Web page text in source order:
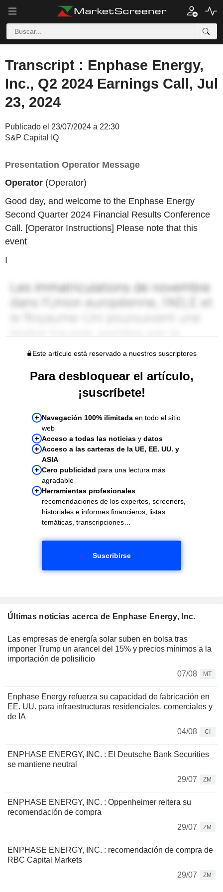
Transcript : Enphase Energy,
Inc., Q2 2024 Earnings Call, Jul
23, 2024
Publicado el 23/07/2024 a 22:30
S&P Capital IQ
Presentation Operator Message
Operator (Operator)
Good day, and welcome to the Enphase Energy
Second Quarter 2024 Financial Results Conference
Call. [Operator Instructions] Please note that this
event
I
Este artículo está reservado a nuestros suscriptores
Para desbloquear el artículo,
¡suscríbete!
Navegación 100% ilimitada en todo el sitio
web
Acceso a todas las noticias y datos
Acceso a las carteras de la UE, EE. UU. y
ASIA
Cero publicidad para una lectura más
agradable
Herramientas profesionales:
recomendaciones de los expertos, screeners,
historiales e informes financieros, listas
temáticas, transcripciones…
Suscribirse
Últimas noticias acerca de Enphase Energy, Inc.
Las empresas de energía solar suben en bolsa tras
imponer Trump un arancel del 15% y precios mínimos a la
importación de polisilicio
07/08
MT
Enphase Energy refuerza su capacidad de fabricación en
EE. UU. para infraestructuras residenciales, comerciales y
de IA
04/08
CI
ENPHASE ENERGY, INC. : El Deutsche Bank Securities
se mantiene neutral
29/07
ZM
ENPHASE ENERGY, INC. : Oppenheimer reitera su
recomendación de compra
29/07
ZM
ENPHASE ENERGY, INC. : recomendación de compra de
RBC Capital Markets
29/07
ZM